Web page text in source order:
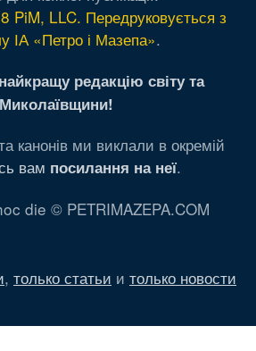
LLC. Передруковується з
ІА «Петро і Мазепа».
редакцію світу та
Миколаївщини!
канонів ми виклали в окремій
вам посилання на неї.
die © PETRIMAZEPA.COM
, только статьи и только новости